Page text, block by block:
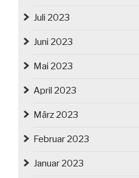
Juli 2023
Juni 2023
Mai 2023
April 2023
März 2023
Februar 2023
Januar 2023